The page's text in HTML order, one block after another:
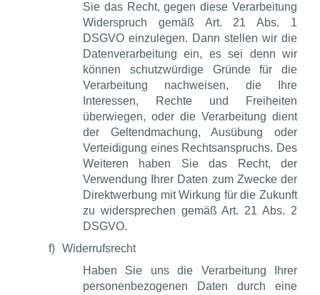
Sie das Recht, gegen diese Verarbeitung
Widerspruch gemäß Art. 21 Abs. 1
DSGVO einzulegen. Dann stellen wir die
Datenverarbeitung ein, es sei denn wir
können schutzwürdige Gründe für die
Verarbeitung nachweisen, die Ihre
Interessen, Rechte und Freiheiten
überwiegen, oder die Verarbeitung dient
der Geltendmachung, Ausübung oder
Verteidigung eines Rechtsanspruchs. Des
Weiteren haben Sie das Recht, der
Verwendung Ihrer Daten zum Zwecke der
Direktwerbung mit Wirkung für die Zukunft
zu widersprechen gemäß Art. 21 Abs. 2
DSGVO.
f) Widerrufsrecht
Haben Sie uns die Verarbeitung Ihrer
personenbezogenen Daten durch eine